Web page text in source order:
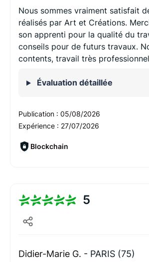
Nous sommes vraiment satisfait
réalisés par Art et Créations.
son apprenti pour la qualité du
conseils pour de futurs travaux.
contents, travail très
Évaluation détaillée
Publication : 05/08/2026
Expérience : 27/07/2026
Blockchain
5
Didier-Marie G. - PARIS (75)